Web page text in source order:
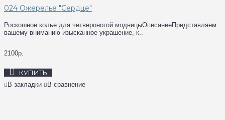
024 Ожерелье "Сердце"
Роскошное колье для четвероногой модницыОписаниеПредставляем
вашему вниманию изысканное украшение, к..
2100р.
КУПИТЬ
В закладки В сравнение